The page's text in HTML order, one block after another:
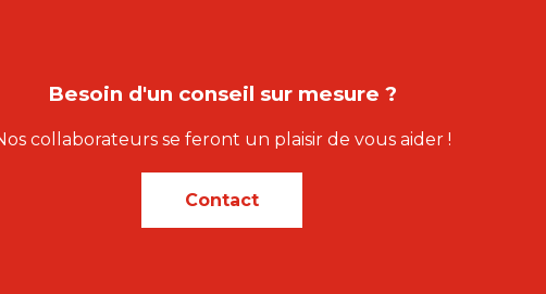
Besoin d'un conseil sur mesure ?
collaborateurs se feront un plaisir de vous aider !
Contact